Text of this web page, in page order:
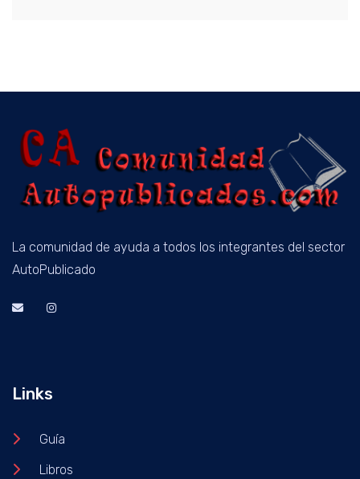
La comunidad de ayuda a todos los integrantes del sector
AutoPublicado
Links
Guía
Libros